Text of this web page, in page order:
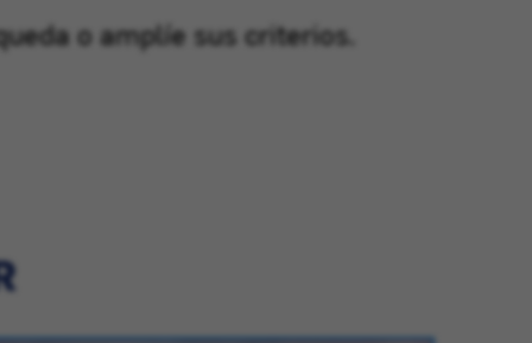
o amplíe sus criterios.